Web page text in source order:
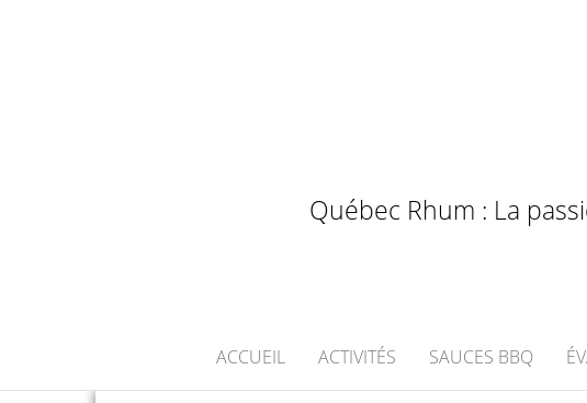
Québec Rhum : La
ACCUEIL ACTIVITÉS SAUCES BBQ